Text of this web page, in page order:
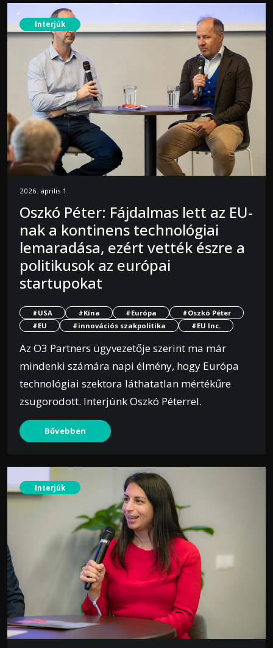
Interjúk
2026. április 1.
Oszkó Péter: Fájdalmas lett az EU-
nak a kontinens technológiai
lemaradása, ezért vették észre a
politikusok az európai
startupokat
#USA #Kína #Európa
#Oszkó Péter
#EU
#innovációs szakpolitika #EU Inc.
Az O3 Partners ügyvezetője szerint ma már
mindenki számára napi élmény, hogy Európa
technológiai szektora láthatatlan mértékűre
zsugorodott. Interjúnk Oszkó Péterrel.
Bővebben
Interjúk